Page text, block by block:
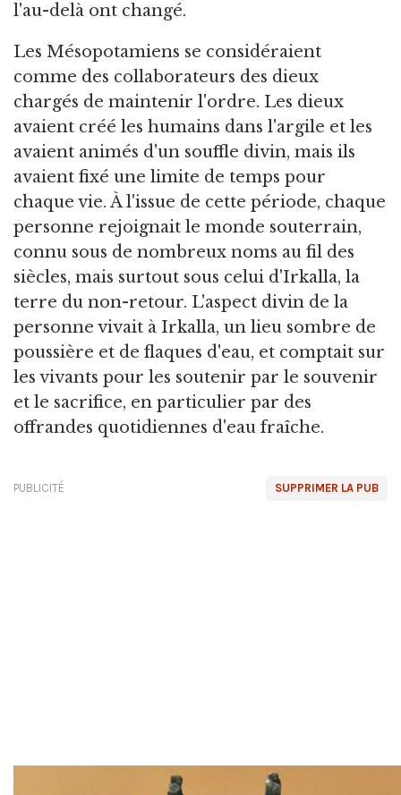
l'au-delà ont changé.
Les Mésopotamiens se considéraient
comme des collaborateurs des dieux
chargés de maintenir l'ordre. Les dieux
avaient créé les humains dans l'argile et les
avaient animés d'un souffle divin, mais ils
avaient fixé une limite de temps pour
chaque vie. À l'issue de cette période, chaque
personne rejoignait le monde souterrain,
connu sous de nombreux noms au fil des
siècles, mais surtout sous celui d'Irkalla, la
terre du non-retour. L'aspect divin de la
personne vivait à Irkalla, un lieu sombre de
poussière et de flaques d'eau, et comptait sur
les vivants pour les soutenir par le souvenir
et le sacrifice, en particulier par des
offrandes quotidiennes d'eau fraîche.
SUPPRIMER LA PUB
PUBLICITÉ